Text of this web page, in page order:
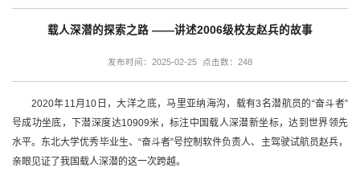
载人深潜的探索之路 ——讲述2006级校友赵兵的故事
发布时间：2025-02-25 点击数：248
2020年11月10日，大洋之底，马里亚纳海沟，载有3名潜航员的“奋斗者”
号成功坐底，下潜深度达10909米，标注中国载人深潜新坐标，达到世界领先
水平。东北大学优秀毕业生、“奋斗者”号控制软件负责人、主驾驶试航员赵兵，
亲眼见证了我国载人深潜的这一次跨越。